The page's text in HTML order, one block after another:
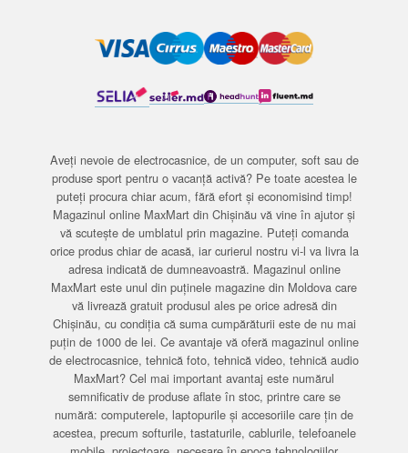
Aveți nevoie de electrocasnice, de un computer, soft sau de
produse sport pentru o vacanță activă? Pe toate acestea le
puteți procura chiar acum, fără efort și economisind timp!
Magazinul online MaxMart din Chișinău vă vine în ajutor și
vă scutește de umblatul prin magazine. Puteți comanda
orice produs chiar de acasă, iar curierul nostru vi-l va livra la
adresa indicată de dumneavoastră. Magazinul online
MaxMart este unul din puținele magazine din Moldova care
vă livrează gratuit produsul ales pe orice adresă din
Chișinău, cu condiția că suma cumpărăturii este de nu mai
puțin de 1000 de lei. Ce avantaje vă oferă magazinul online
de electrocasnice, tehnică foto, tehnică video, tehnică audio
MaxMart? Cel mai important avantaj este numărul
semnificativ de produse aflate în stoc, printre care se
numără: computerele, laptopurile și accesoriile care țin de
acestea, precum softurile, tastaturile, cablurile, telefoanele